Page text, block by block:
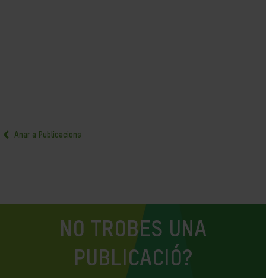
Anar a Publicacions
NO TROBES UNA
PUBLICACIÓ?